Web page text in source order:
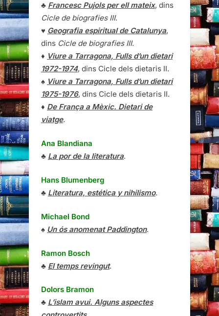
♣ Francesc Pujols per ell mateix, dins
Cicle de biografies III.
♥ Geografia espiritual de Catalunya,
dins Cicle de biografies III.
♦ Viure a Tarragona, Fulls d’un dietari
1972-1974, dins Cicle dels dietaris II.
♠ Viure a Tarragona, Fulls d’un dietari
1975-1976, dins Cicle dels dietaris II.
♦ De França a Mèxic. Dietari de
viatge.
Ana Blandiana
♣ La por de la literatura.
Hans Blumenberg
♣ Literatura, estética y nihilismo.
Michael Bond
♠ Un ós anomenat Paddington.
Ramon Bosch
♣ El temps revingut.
Dolors Bramon
♣ L’islam avui. Alguns aspectes